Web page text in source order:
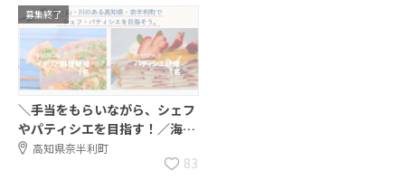
募集終了
＼手当をもらいながら、シェフ
やパティシエを目指す！／海・
山・川のある町で地域おこし協
高知県奈半利町
83